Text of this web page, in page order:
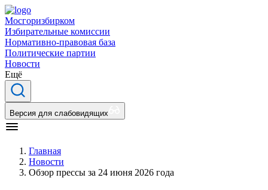
Мосгоризбирком
Избирательные комиссии
Нормативно-правовая база
Политические партии
Новости
Ещё
Версия для слабовидящих
Главная
Новости
Обзор прессы за 24 июня 2026 года